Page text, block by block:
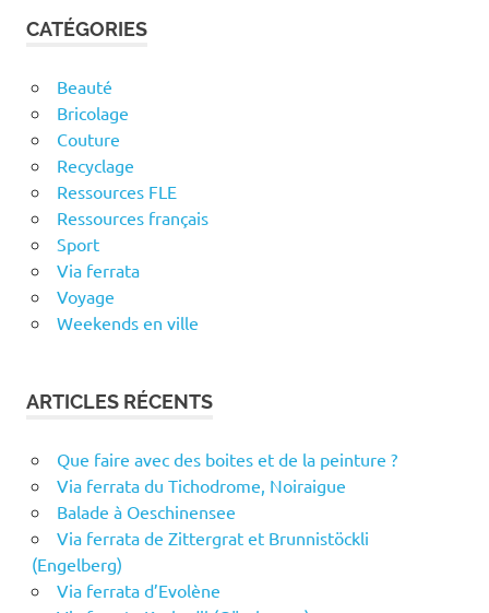
CATÉGORIES
Beauté
Bricolage
Couture
Recyclage
Ressources FLE
Ressources français
Sport
Via ferrata
Voyage
Weekends en ville
ARTICLES RÉCENTS
Que faire avec des boites et de la peinture ?
Via ferrata du Tichodrome, Noiraigue
Balade à Oeschinensee
Via ferrata de Zittergrat et Brunnistöckli
(Engelberg)
Via ferrata d’Evolène